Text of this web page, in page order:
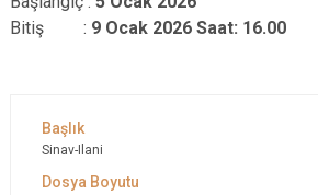
Bitiş : 9 Ocak 2026 Saat: 16.00
Sinav-Ilani